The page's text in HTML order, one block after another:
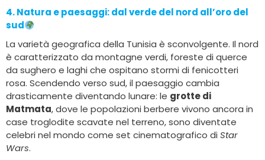
4. Natura e paesaggi:dal verde del nord all’oro del
sud
La varietà geografica della Tunisia è sconvolgente. Il nord
è caratterizzato da montagne verdi, foreste di querce
da sughero e laghi che ospitano stormi di fenicotteri
rosa. Scendendo verso sud, il paesaggio cambia
drasticamente diventando lunare: le grotte di
Matmata, dove le popolazioni berbere vivono ancora in
case troglodite scavate nel terreno, sono diventate
celebri nel mondo come set cinematografico di Star
Wars.